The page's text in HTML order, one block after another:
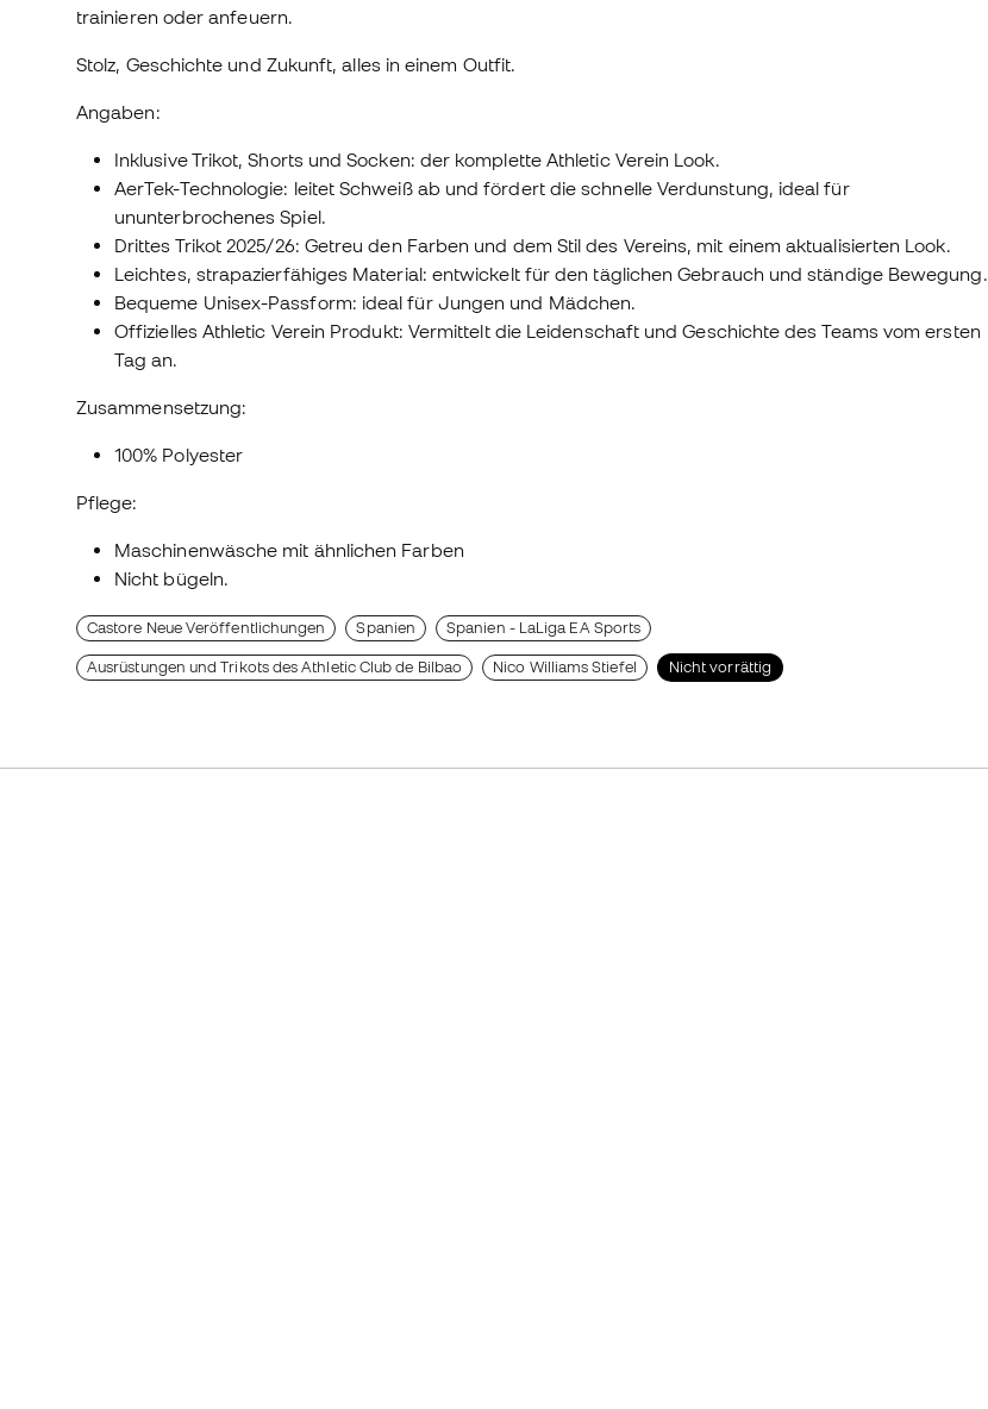
trainieren oder anfeuern.
Stolz, Geschichte und Zukunft, alles in einem Outfit.
Angaben:
Inklusive Trikot, Shorts und Socken: der komplette Athletic Verein Look.
AerTek-Technologie: leitet Schweiß ab und fördert die schnelle Verdunstung, ideal für
ununterbrochenes Spiel.
Drittes Trikot 2025/26: Getreu den Farben und dem Stil des Vereins, mit einem aktualisierten Look.
Leichtes, strapazierfähiges Material: entwickelt für den täglichen Gebrauch und ständige Bewegung.
Bequeme Unisex-Passform: ideal für Jungen und Mädchen.
Offizielles Athletic Verein Produkt: Vermittelt die Leidenschaft und Geschichte des Teams vom ersten
Tag an.
Zusammensetzung:
100% Polyester
Pflege:
Maschinenwäsche mit ähnlichen Farben
Nicht bügeln.
Castore Neue Veröffentlichungen Spanien Spanien - LaLiga EA Sports
Ausrüstungen und Trikots des Athletic Club de Bilbao Nico Williams Stiefel Nicht vorrättig